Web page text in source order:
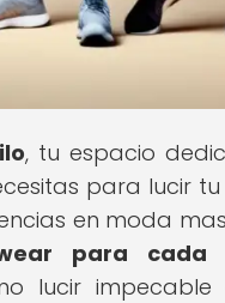
, tu espacio
para lucir
en moda
para
lucir